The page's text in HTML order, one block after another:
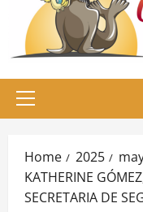
Primary
Home 2025
KATHERINE
SECRETARIA DE